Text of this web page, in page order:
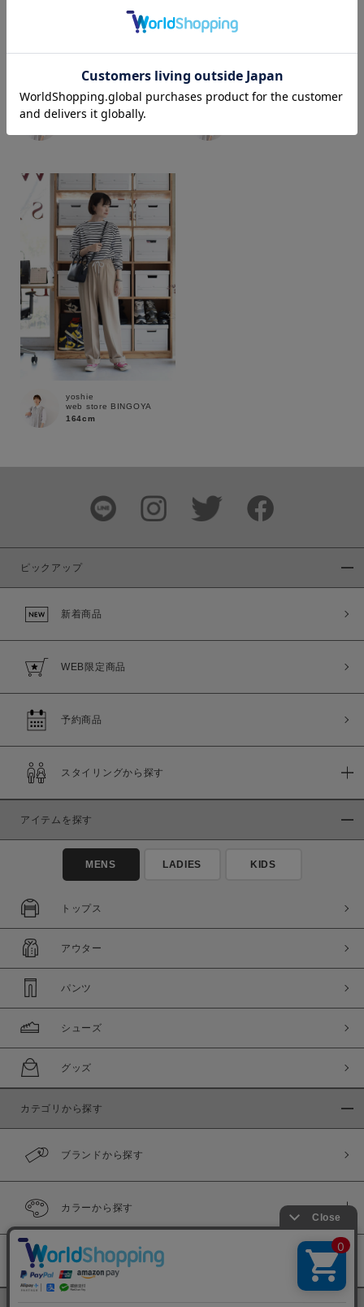
商品タイプ
通常商品
セール価格
在庫
在庫あり
yoshie
web store BINGOYA
yoshie
web store BINGOYA
164cm
ピックアップ
新着商品
WEB限定商品
予約商品
スタイリングから探す
アイテムを探す
MENS LADIES KIDS
トップス
アウター
パンツ
シューズ
グッズ
カテゴリから探す
ブランドから探す
カラーから探す
履き比べ可能商品